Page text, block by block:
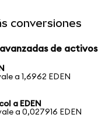
conversiones
de activos
a 1,6962 EDEN
a EDEN
a 0,027916 EDEN